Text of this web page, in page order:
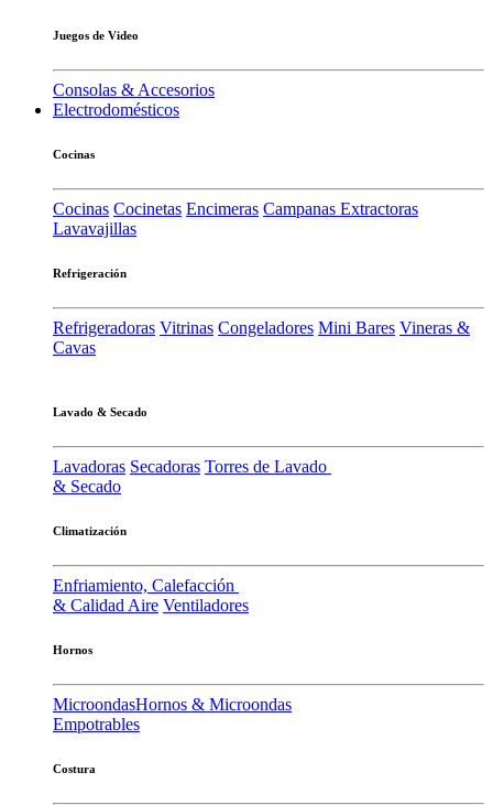
Juegos de Video
Consolas & Accesorios
Electrodomésticos
Cocinas
Cocinas Cocinetas Encimeras Campanas Extractoras
Lavavajillas
Refrigeración
Refrigeradoras Vitrinas Congeladores Mini Bares Vineras &
Cavas
Lavado & Secado
Lavadoras Secadoras Torres de Lavado
& Secado
Climatización
Enfriamiento, Calefacción
& Calidad Aire Ventiladores
Hornos
MicroondasHornos & Microondas
Empotrables
Costura